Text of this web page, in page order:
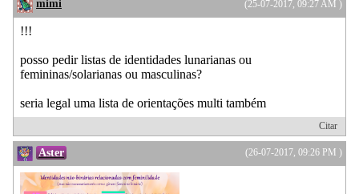
(25-07-2017, 09:27 AM )
mimi
!!!
posso pedir listas de identidades lunarianas ou
femininas/solarianas ou masculinas?
seria legal uma lista de orientações multi também
Citar
(26-07-2017, 09:26 PM )
Aster